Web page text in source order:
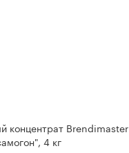
концентрат Brendimaster
4 кг